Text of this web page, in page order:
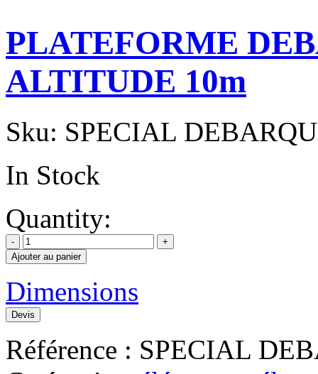
PLATEFORME
ALTITUDE 10m
Sku: SPECIAL
In Stock
Quantity:
Ajouter au panier
Dimensions
Devis
Référence : SPECIAL